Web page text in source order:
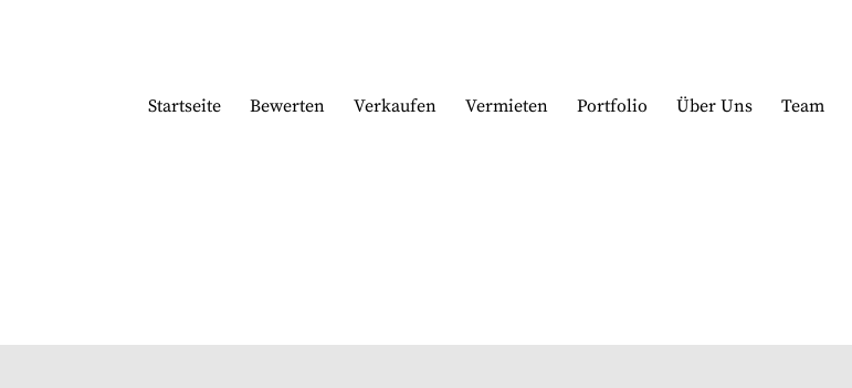
Startseite Bewerten Verkaufen Vermieten Portfolio Über Uns Team